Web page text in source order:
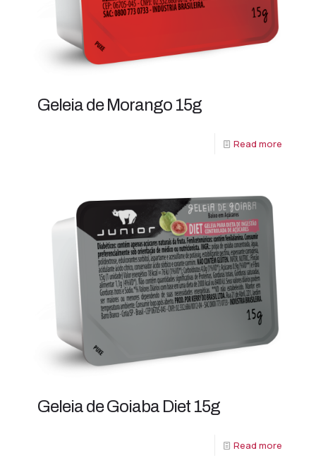
Geleia de Morango 15g
Read more
Geleia de Goiaba Diet 15g
Read more